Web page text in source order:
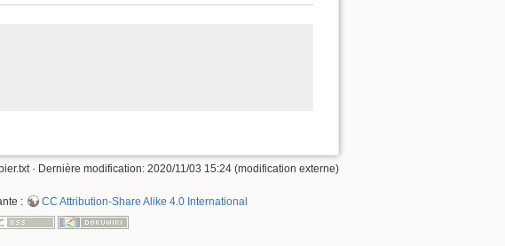
· Dernière modification: 2020/11/03 15:24 (modification externe)
: CC Attribution-Share Alike 4.0 International